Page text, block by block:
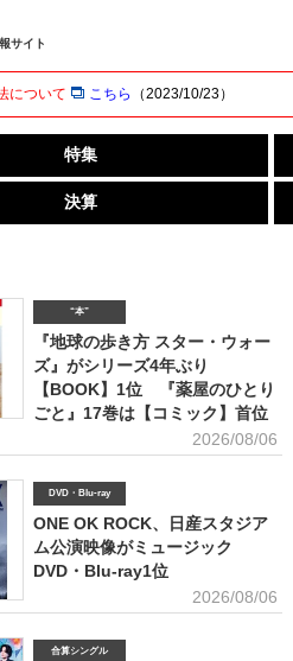
サイト
について こちら （2023/10/23）
特集
決算
“本”
『地球の歩き方 スター・ウォー
ズ』がシリーズ4年ぶり
【BOOK】1位 『薬屋のひとり
ごと』17巻は【コミック】首位
2026/08/06
DVD・Blu-ray
ONE OK ROCK、日産スタジア
ム公演映像がミュージック
DVD・Blu-ray1位
2026/08/06
合算シングル